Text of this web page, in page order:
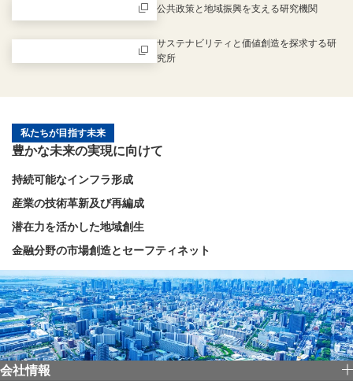
公共政策と地域振興を支える研究機関
サステナビリティと価値創造を探求する研
究所
私たちが目指す未来
豊かな未来の実現に向けて
持続可能なインフラ形成
産業の技術革新及び再編成
潜在力を活かした地域創生
金融分野の市場創造とセーフティネット
会社情報